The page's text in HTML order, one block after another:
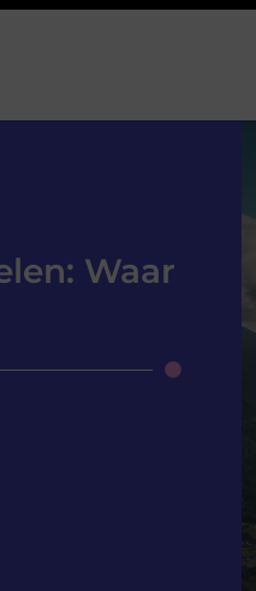
Waar